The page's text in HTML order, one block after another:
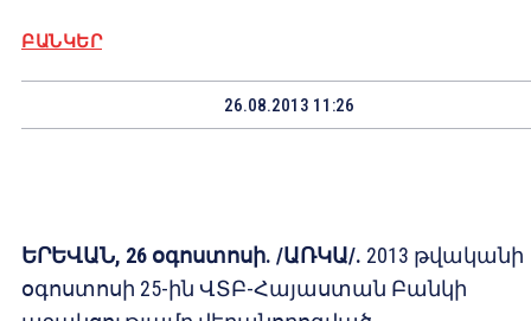
ԲԱՆԿԵՐ
26.08.2013 11:26
ԵՐԵՎԱՆ, 26 օգոստոսի. /ԱՌԿԱ/. 2013 թվականի
օգոստոսի 25-ին ՎՏԲ-Հայաստան Բանկի